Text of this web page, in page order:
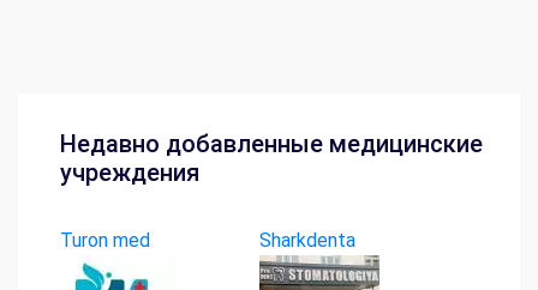
Недавно добавленные медицинские
учреждения
Turon med Sharkdenta